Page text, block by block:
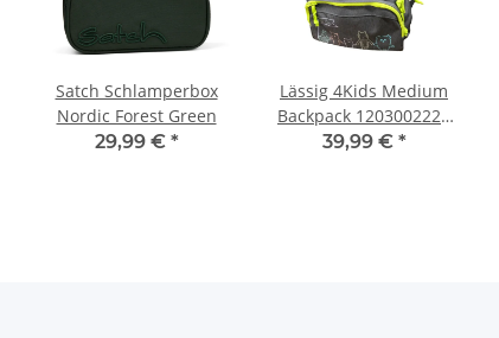
Satch Schlamperbox
Nordic Forest Green
29,99 € *
Lässig 4Kids Medium
Backpack 1203002224
About Freinds Melange
39,99 € *